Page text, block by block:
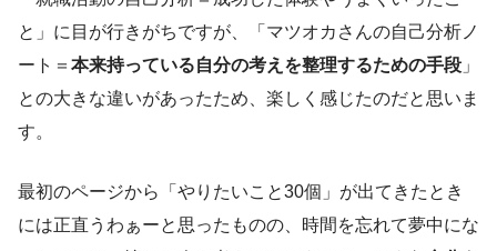
と」に目が行きがちですが、「マツオカさんの自己分析ノ
ート＝ 本来持っている自分の考えを整理するための手段 」
との大きな違いがあったため、楽しく感じたのだと思いま
す。
最初のページから「やりたいこと30個」が出てきたとき
には正直うわぁーと思ったものの、時間を忘れて夢中にな